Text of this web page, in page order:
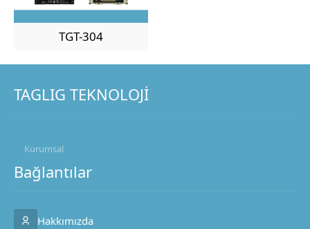
TGT-304
TAGLIG TEKNOLOJİ
Kurumsal
Bağlantılar
Hakkımızda